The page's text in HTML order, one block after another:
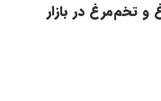
تخم‌مرغ در بازار